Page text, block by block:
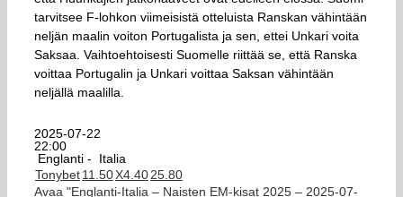
tarvitsee F-lohkon viimeisistä otteluista Ranskan vähintään
neljän maalin voiton Portugalista ja sen, ettei Unkari voita
Saksaa. Vaihtoehtoisesti Suomelle riittää se, että Ranska
voittaa Portugalin ja Unkari voittaa Saksan vähintään
neljällä maalilla.
2025-07-22
22:00
Englanti -
Italia
Tonybet11.50X4.4025.80
Avaa "Englanti-Italia – Naisten EM-kisat 2025 – 2025-07-